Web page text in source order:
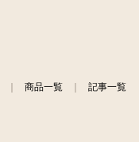
商品一覧 記事一覧